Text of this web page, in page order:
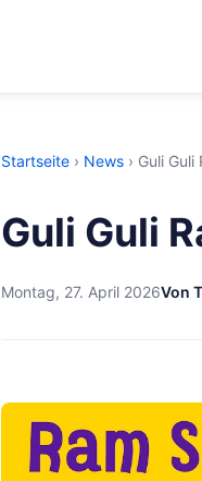
Startseite › News › Guli Guli
Guli Guli
Montag, 27. April 2026Von